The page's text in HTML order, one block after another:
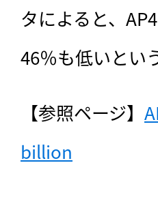
タによると、
46％も低いという
【参照ページ】
billion